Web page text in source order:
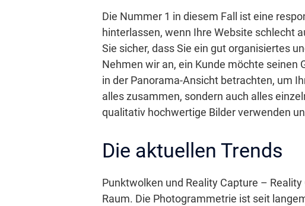
Die Nummer 1 in diesem Fall ist eine
hinterlassen, wenn Ihre Website schlecht
Sie sicher, dass Sie ein gut organisiertes
Nehmen wir an, ein Kunde möchte seinen
in der Panorama-Ansicht betrachten, um
alles zusammen, sondern auch alles
qualitativ hochwertige Bilder verwenden
Die aktuellen Trends
Punktwolken und Reality Capture –
Raum. Die Photogrammetrie ist seit